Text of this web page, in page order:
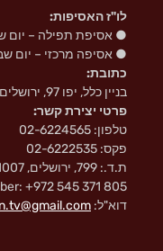
לו"ז האסיפות:
● אסיפת תפילה – יום
● אסיפה מרכזי – יום שבת,
כתובת:
בניין כלל, יפו 97, ירושלים
פרטי יצירת קשר:
טלפון: 02-6224565
פקס: 02-6222535
ת.ד.: 799, ירושלים, 91007, ישראל
+972 545 371 805
דוא"ל: